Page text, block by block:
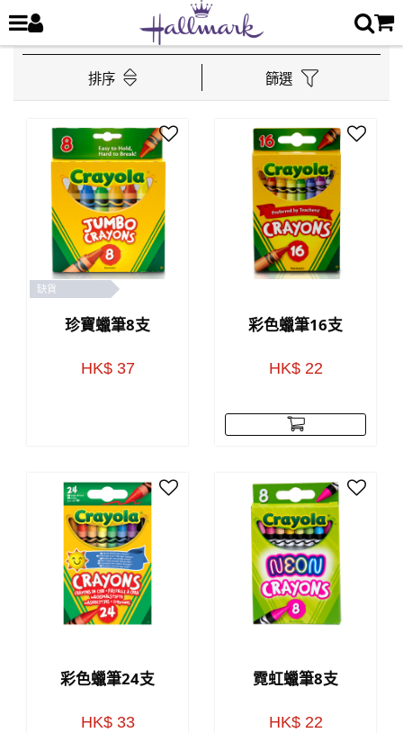
排序 篩選
缺貨
珍寶蠟筆8支
HK$ 37
彩色蠟筆16支
HK$ 22
彩色蠟筆24支
HK$ 33
霓虹蠟筆8支
HK$ 22